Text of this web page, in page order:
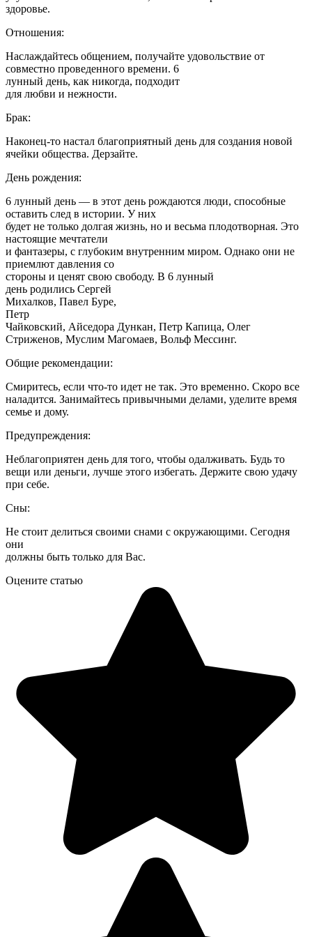
здоровье.
Отношения:
Наслаждайтесь общением, получайте удовольствие от
совместно проведенного времени. 6
лунный день, как никогда, подходит
для любви и нежности.
Брак:
Наконец-то настал благоприятный день для создания новой
ячейки общества. Дерзайте.
День рождения:
6 лунный день — в этот день рождаются люди, способные
оставить след в истории. У них
будет не только долгая жизнь, но и весьма плодотворная. Это
настоящие мечтатели
и фантазеры, с глубоким внутренним миром. Однако они не
приемлют давления со
стороны и ценят свою свободу. В 6 лунный
день родились Сергей
Михалков, Павел Буре,
Петр
Чайковский, Айседора Дункан, Петр Капица, Олег
Стриженов, Муслим Магомаев, Вольф Мессинг.
Общие рекомендации:
Смиритесь, если что-то идет не так. Это временно. Скоро все
наладится. Занимайтесь привычными делами, уделите время
семье и дому.
Предупреждения:
Неблагоприятен день для того, чтобы одалживать. Будь то
вещи или деньги, лучше этого избегать. Держите свою удачу
при себе.
Сны:
Не стоит делиться своими снами с окружающими. Сегодня
они
должны быть только для Вас.
Оцените статью